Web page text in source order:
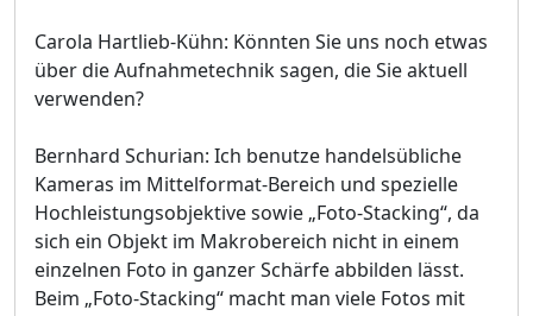
Carola Hartlieb-Kühn: Könnten Sie uns noch etwas
über die Aufnahmetechnik sagen, die Sie aktuell
verwenden?
Bernhard Schurian: Ich benutze handelsübliche
Kameras im Mittelformat-Bereich und spezielle
Hochleistungsobjektive sowie „Foto-Stacking“, da
sich ein Objekt im Makrobereich nicht in einem
einzelnen Foto in ganzer Schärfe abbilden lässt.
Beim „Foto-Stacking“ macht man viele Fotos mit